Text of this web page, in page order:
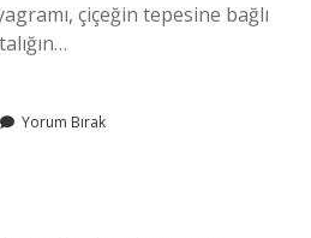
çiçeğin tepesine bağlı
Yorum Bırak